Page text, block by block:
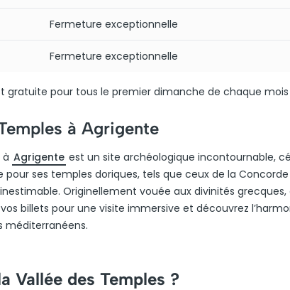
Fermeture exceptionnelle
Fermeture exceptionnelle
gratuite pour tous le premier dimanche de chaque mois
à Agrigente
à Agrigente est un site archéologique incontournable,
ses temples doriques, tels que ceux de la
Originellement vouée aux divinités grecques,
billets pour une visite immersive et découvrez
méditerranéens.
Vallée des Temples ?